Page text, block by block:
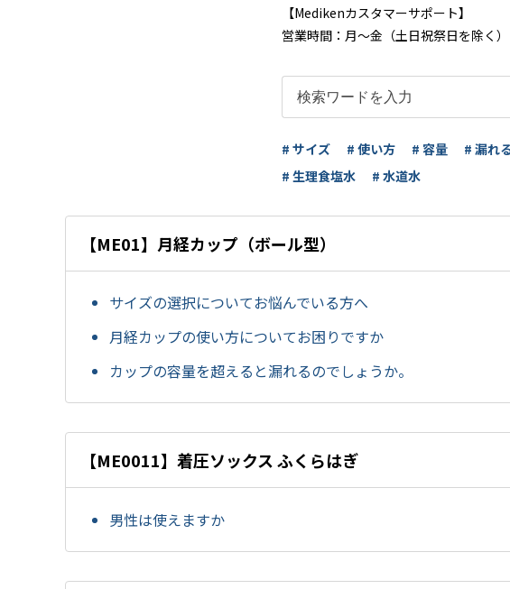
【Medikenカスタマーサポート】
営業時間：月～金（土日祝祭日を除く
# サイズ # 使い方 # 容量 # 漏れ
# 生理食塩水
# 水道水
【ME01】月経カップ（ボール型）
サイズの選択についてお悩んでいる方へ
月経カップの使い方についてお困りですか
カップの容量を超えると漏れるのでしょうか。
【ME0011】着圧ソックス ふくらはぎ
男性は使えますか